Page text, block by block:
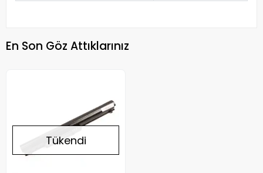
En Son Göz Attıklarınız
Tükendi